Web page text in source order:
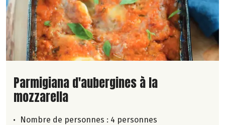
Lire la suite de la recette
Parmigiana d'aubergines à la
mozzarella
Nombre de personnes : 4 personnes